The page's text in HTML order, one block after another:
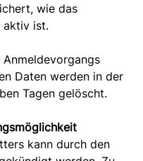
wie das
aktiv ist.
Anmeldevorgangs
Daten werden in der
Tagen gelöscht.
kann durch den